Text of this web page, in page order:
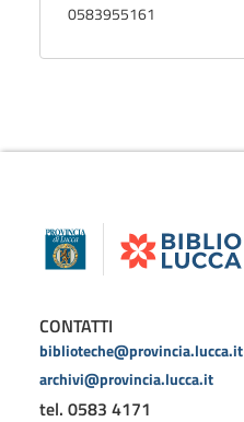
0583955161
CONTATTI
biblioteche@provincia.lucca.it
archivi@provincia.lucca.it
tel. 0583 4171